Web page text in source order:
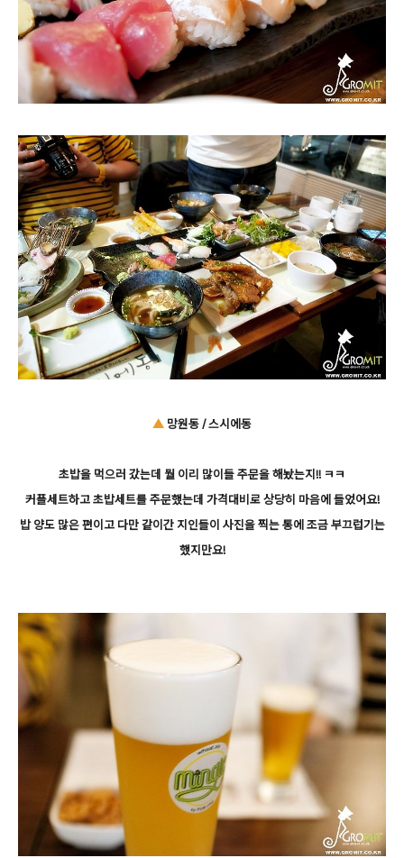
▲ 망원동 / 스시에동
초밥을 먹으러 갔는데 뭘 이리 많이들 주문을 해놨는지!! ㅋㅋ
커플세트하고 초밥세트를 주문했는데 가격대비로 상당히 마음에 들었어요!
밥 양도 많은 편이고 다만 같이간 지인들이 사진을 찍는 통에 조금 부끄럽기는
했지만요!